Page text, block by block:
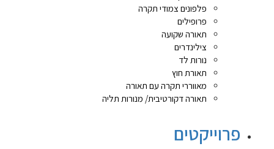
פלפונים צמודי תקרה
פרופילים
תאורה שקועה
צילינדרים
נורות לד
תאורת חוץ
מאווררי תקרה עם תאורה
תאורה דקורטיבית/ מנורות תליה
פרוייקטים